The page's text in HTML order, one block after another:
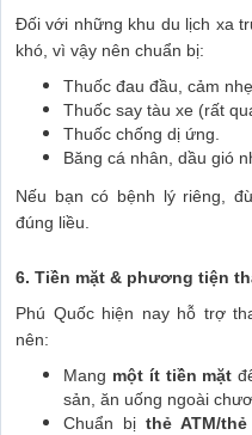
Đối với những khu du lịch xa
khó, vì vậy nên chuẩn bị:
Thuốc đau đầu, cảm
Thuốc say tàu xe (rất
Thuốc chống dị ứng.
Băng cá nhân, dầu gió
Nếu bạn có bệnh lý riêng,
đúng liều.
6. Tiền mặt & phương tiện
Phú Quốc hiện nay hỗ trợ
nên:
Mang một ít tiền mặt
sản, ăn uống ngoài
Chuẩn bị thẻ ATM/